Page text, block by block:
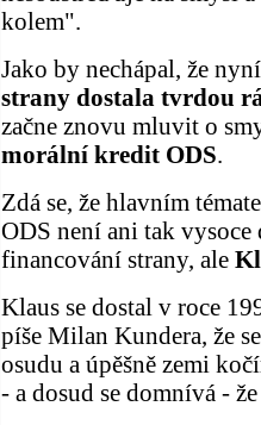
kolem".
Jako by nechápal, že
strany dostala tvrdou
začne znovu mluvit o
morální kredit ODS.
Zdá se, že hlavním
ODS není ani tak
financování strany, ale
Klaus se dostal v roce
píše Milan Kundera, že
osudu a úpěšně zemi
- a dosud se domnívá -